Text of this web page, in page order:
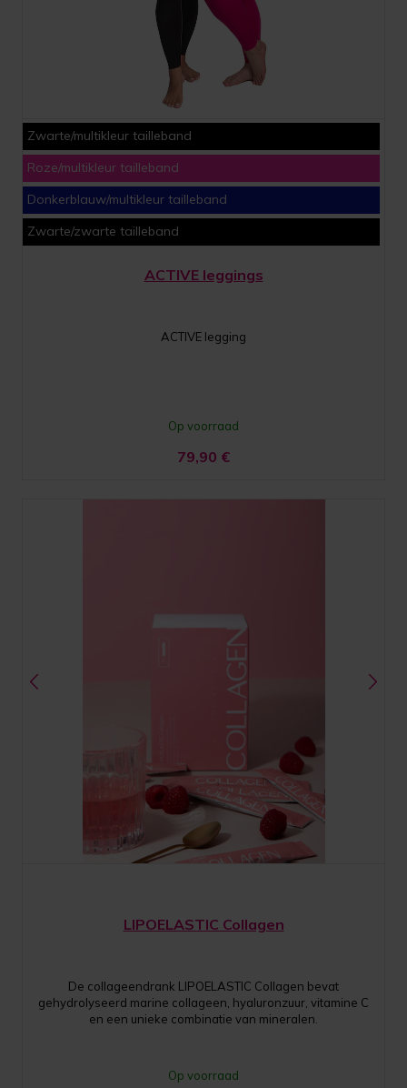
Zwarte/multikleur tailleband
Roze/multikleur tailleband
Donkerblauw/multikleur tailleband
Zwarte/zwarte tailleband
ACTIVE leggings
ACTIVE legging
Op voorraad
79,90 €
LIPOELASTIC Collagen
De collageendrank LIPOELASTIC Collagen bevat
gehydrolyseerd marine collageen, hyaluronzuur, vitamine C
en een unieke combinatie van mineralen.
Op voorraad